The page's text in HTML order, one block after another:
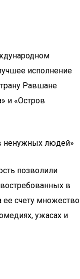
исполнение
Равшане
и «Остров
ненужных людей»
позволили
в
ее счету множество
ужасах и